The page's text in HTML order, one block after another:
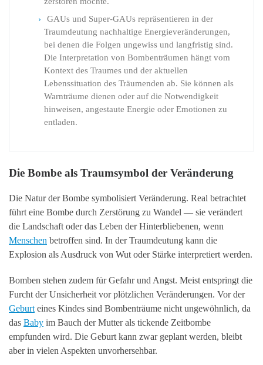
GAUs und Super-GAUs repräsentieren in der
Traumdeutung nachhaltige Energieveränderungen,
bei denen die Folgen ungewiss und langfristig sind.
Die Interpretation von Bombenträumen hängt vom
Kontext des Traumes und der aktuellen
Lebenssituation des Träumenden ab. Sie können als
Warnträume dienen oder auf die Notwendigkeit
hinweisen, angestaute Energie oder Emotionen zu
entladen.
Die Bombe als Traumsymbol der Veränderung
Die Natur der Bombe symbolisiert Veränderung. Real betrachtet
führt eine Bombe durch Zerstörung zu Wandel — sie verändert
die Landschaft oder das Leben der Hinterbliebenen, wenn
Menschen betroffen sind. In der Traumdeutung kann die
Explosion als Ausdruck von Wut oder Stärke interpretiert werden.
Bomben stehen zudem für Gefahr und Angst. Meist entspringt die
Furcht der Unsicherheit vor plötzlichen Veränderungen. Vor der
Geburt eines Kindes sind Bombenträume nicht ungewöhnlich, da
das Baby im Bauch der Mutter als tickende Zeitbombe
empfunden wird. Die Geburt kann zwar geplant werden, bleibt
aber in vielen Aspekten unvorhersehbar.